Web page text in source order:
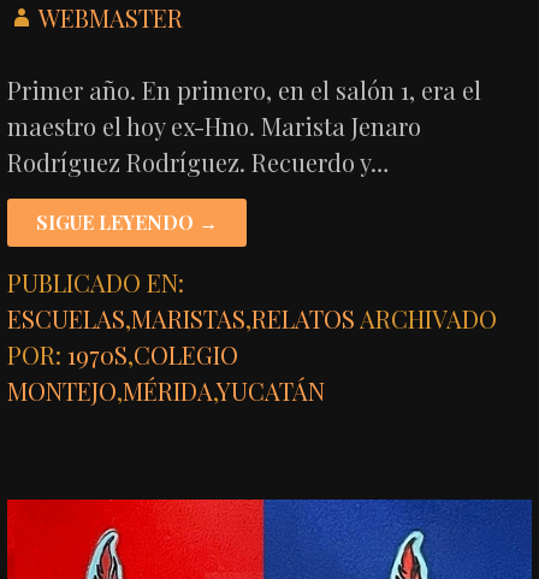
WEBMASTER
Primer año. En primero, en el salón 1, era el
maestro el hoy ex-Hno. Marista Jenaro
Rodríguez Rodríguez. Recuerdo y…
SIGUE LEYENDO →
PUBLICADO EN:
ESCUELAS,MARISTAS,RELATOS ARCHIVADO
POR:1970S,COLEGIO
MONTEJO,MÉRIDA,YUCATÁN